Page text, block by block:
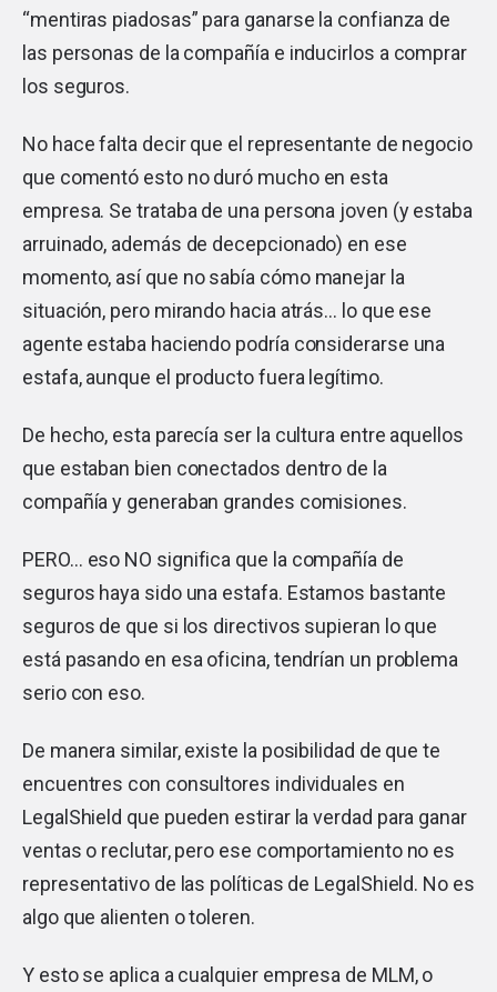
“mentiras piadosas” para ganarse la confianza de
las personas de la compañía e inducirlos a comprar
los seguros.
No hace falta decir que el representante de negocio
que comentó esto no duró mucho en esta
empresa. Se trataba de una persona joven (y estaba
arruinado, además de decepcionado) en ese
momento, así que no sabía cómo manejar la
situación, pero mirando hacia atrás… lo que ese
agente estaba haciendo podría considerarse una
estafa, aunque el producto fuera legítimo.
De hecho, esta parecía ser la cultura entre aquellos
que estaban bien conectados dentro de la
compañía y generaban grandes comisiones.
PERO… eso NO significa que la compañía de
seguros haya sido una estafa. Estamos bastante
seguros de que si los directivos supieran lo que
está pasando en esa oficina, tendrían un problema
serio con eso.
De manera similar, existe la posibilidad de que te
encuentres con consultores individuales en
LegalShield que pueden estirar la verdad para ganar
ventas o reclutar, pero ese comportamiento no es
representativo de las políticas de LegalShield. No es
algo que alienten o toleren.
Y esto se aplica a cualquier empresa de MLM, o